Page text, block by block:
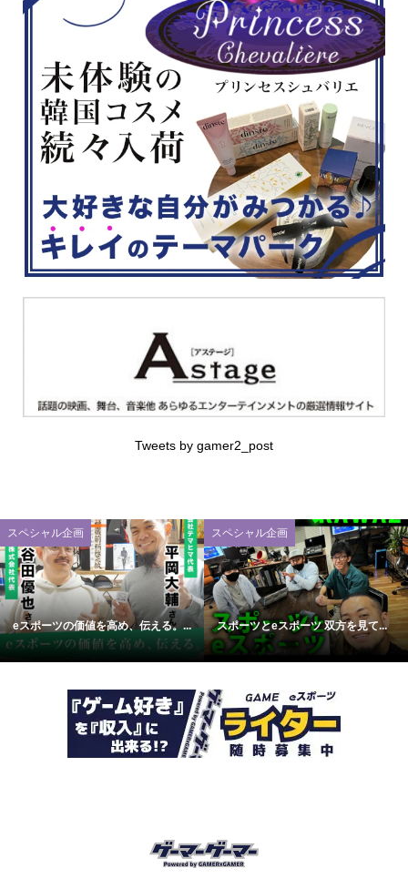
Tweets by gamer2_post
スペシャル企画
eスポーツの価値を高め、伝える。...
スペシャル企画
スポーツとeスポーツ 双方を見て...